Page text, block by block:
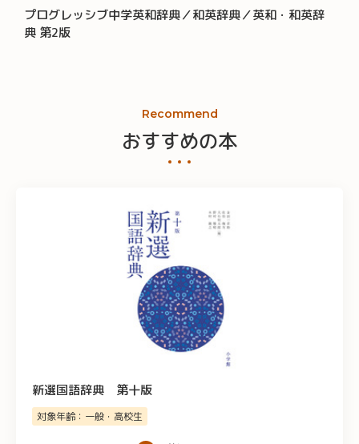
プログレッシブ中学英和辞典／和英辞典／英和・和英辞
典 第2版
Recommend
おすすめの本
新選国語辞典 第十版
対象年齢：一般・高校生